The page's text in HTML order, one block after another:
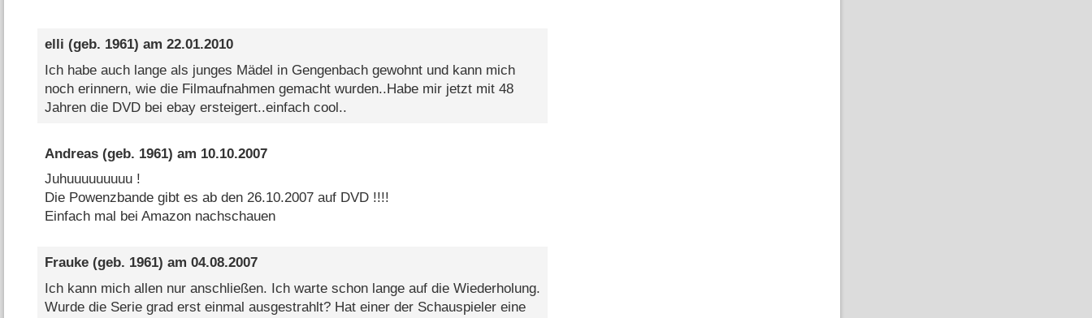
elli (geb. 1961) am 22.01.2010
Ich habe auch lange als junges Mädel in Gengenbach gewohnt und kann mich
noch erinnern, wie die Filmaufnahmen gemacht wurden..Habe mir jetzt mit 48
Jahren die DVD bei ebay ersteigert..einfach cool..
Andreas(geb. 1961) am 10.10.2007
Juhuuuuuuuuu !
Die Powenzbande gibt es ab den 26.10.2007 auf DVD !!!!
Einfach mal bei Amazon nachschauen
Frauke(geb. 1961) am 04.08.2007
Ich kann mich allen nur anschließen. Ich warte schon lange auf die Wiederholung.
Wurde die Serie grad erst einmal ausgestrahlt? Hat einer der Schauspieler eine